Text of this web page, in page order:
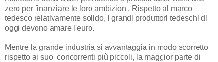
zero per finanziare le loro ambizioni. Rispetto al marco
tedesco relativamente solido, i grandi produttori tedeschi di
oggi devono amare l'euro.
Mentre la grande industria si avvantaggia in modo scorretto
rispetto ai suoi concorrenti più piccoli, la maggior parte di